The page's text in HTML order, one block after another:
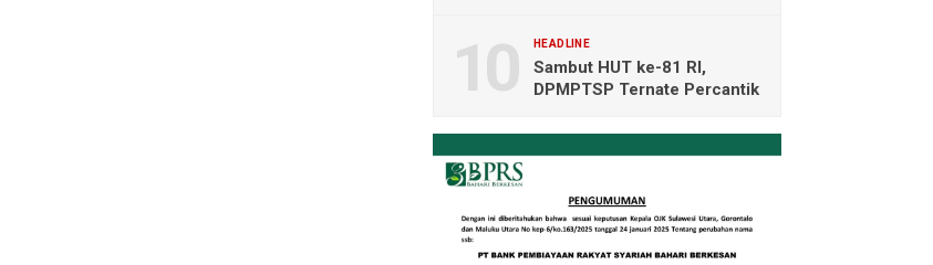
HEADLINE
Sambut HUT ke-81 RI,
DPMPTSP Ternate Percantik
Merah Putih